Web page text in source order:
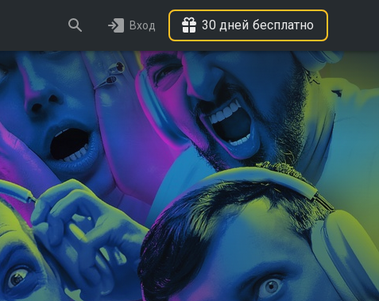
Вход 30 дней бесплатно